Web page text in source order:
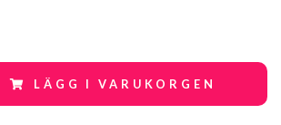
LÄGG I VARUKORGEN